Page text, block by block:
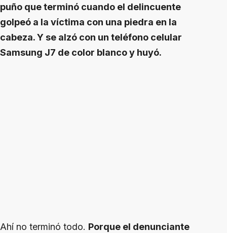
puño que terminó cuando el delincuente
golpeó a la víctima con una piedra en la
cabeza. Y se alzó con un teléfono celular
Samsung J7 de color blanco y huyó.
Ahí no terminó todo. Porque el denunciante